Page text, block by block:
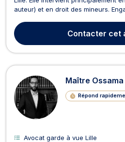
auteur) et en droit des mineurs.
pénale, que vous soyez mis en
vue, auditions, instruction,
Contacter cet
Maître Ossama
Répond
Avocat garde à vue Lille